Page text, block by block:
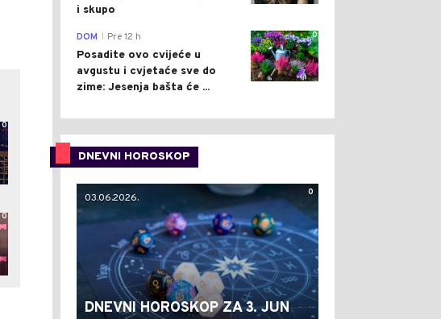
0
0
i skupo
0
DOM Pre 12 h
Posadite ovo cvijeće u
avgustu i cvjetaće sve do
zime: Jesenja bašta će ...
DNEVNI HOROSKOP
0
03.06.2026.
DNEVNI HOROSKOP ZA 3. JUN